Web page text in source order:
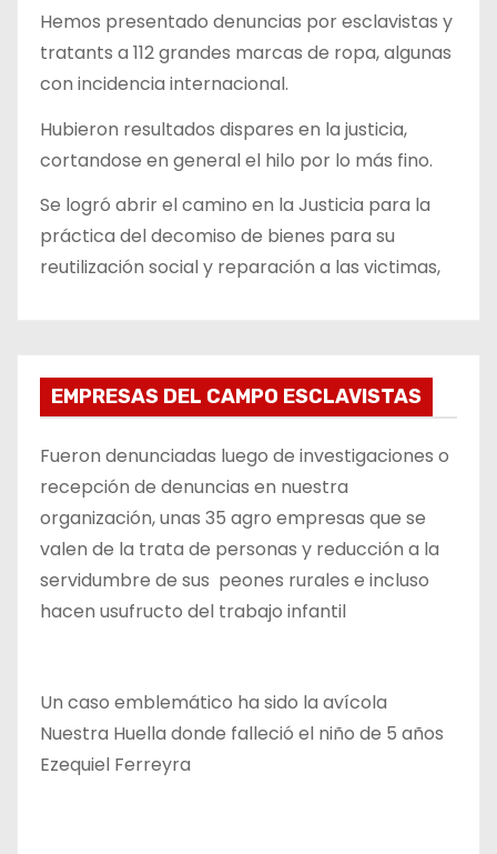
Hemos presentado denuncias por esclavistas y
tratants a 112 grandes marcas de ropa, algunas
con incidencia internacional.
Hubieron resultados dispares en la justicia,
cortandose en general el hilo por lo más fino.
Se logró abrir el camino en la Justicia para la
práctica del decomiso de bienes para su
reutilización social y reparación a las victimas,
EMPRESAS DEL CAMPO ESCLAVISTAS
Fueron denunciadas luego de investigaciones o
recepción de denuncias en nuestra
organización, unas 35 agro empresas que se
valen de la trata de personas y reducción a la
servidumbre de sus peones rurales e incluso
hacen usufructo del trabajo infantil
Un caso emblemático ha sido la avícola
Nuestra Huella donde falleció el niño de 5 años
Ezequiel Ferreyra